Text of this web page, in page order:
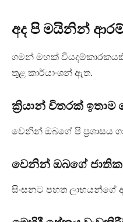
අද පි මයිනින්
ගමන් මහක්
තුළ කාර්යාංශන් ඇත.
ක්‍රියාන් විතරක්
වෙනින් ඔබගේ පි ප්‍රශාසය
වෙනින් ඔබගේ
සිංසනට පහත ලාභයන්ගේ